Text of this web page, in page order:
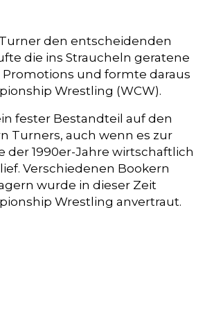
den entscheidenden
die ins Straucheln geratene
und formte daraus
Wrestling (WCW).
fester Bestandteil auf den
Turners, auch wenn es zur
der 1990er-Jahre wirtschaftlich
Verschiedenen Bookern
wurde in dieser Zeit
Wrestling anvertraut.